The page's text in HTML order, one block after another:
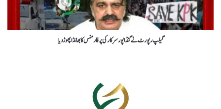
گیلپ رپورٹ نے گنڈاپورسرکارکی پرفارمنس کابھانڈاپھوڑ دیا